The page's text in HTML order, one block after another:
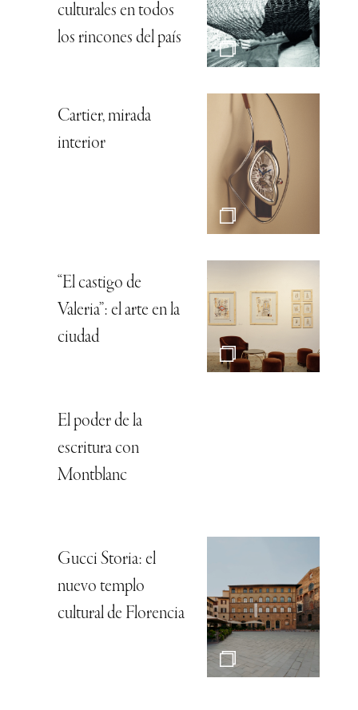
culturales en todos
los rincones del país
Cartier, mirada
interior
“El castigo de
Valeria”: el arte en la
ciudad
El poder de la
escritura con
Montblanc
Gucci Storia: el
nuevo templo
cultural de Florencia